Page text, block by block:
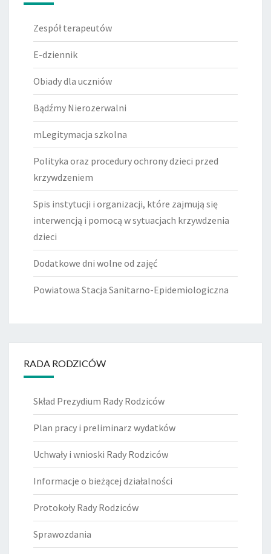
Zespół terapeutów
E-dziennik
Obiady dla uczniów
Bądźmy Nierozerwalni
mLegitymacja szkolna
Polityka oraz procedury ochrony dzieci przed
krzywdzeniem
Spis instytucji i organizacji, które zajmują się
interwencją i pomocą w sytuacjach krzywdzenia
dzieci
Dodatkowe dni wolne od zajęć
Powiatowa Stacja Sanitarno-Epidemiologiczna
RADA RODZICÓW
Skład Prezydium Rady Rodziców
Plan pracy i preliminarz wydatków
Uchwały i wnioski Rady Rodziców
Informacje o bieżącej działalności
Protokoły Rady Rodziców
Sprawozdania